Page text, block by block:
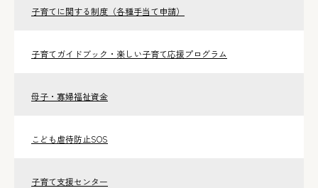
子育てに関する制度（各種手当て申請）
子育てガイドブック・楽しい子育て応援プログラム
母子・寡婦福祉資金
こども虐待防止SOS
子育て支援センター